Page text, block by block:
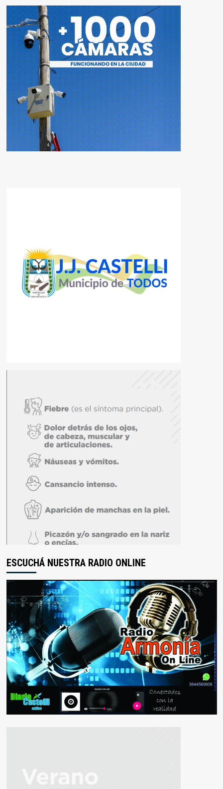
ESCUCHÁ NUESTRA RADIO ONLINE